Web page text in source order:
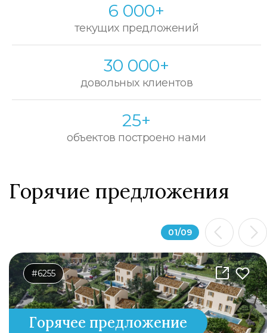
6 000+
текущих предложений
30 000+
довольных клиентов
25+
объектов построено нами
Горячие предложения
01/09
#6255
Горячее предложение